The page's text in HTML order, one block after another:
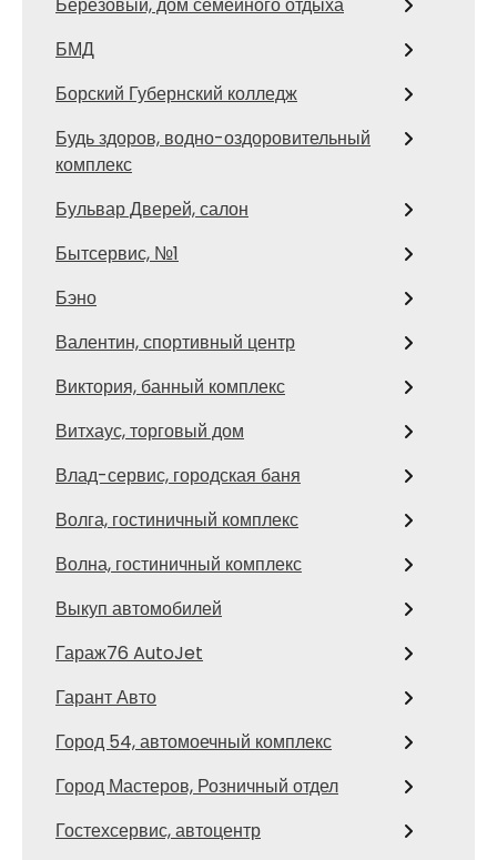
БМД
Борский Губернский колледж
Будь здоров, водно-оздоровительный
комплекс
Бульвар Дверей, салон
Бытсервис, №1
Бэно
Валентин, спортивный центр
Виктория, банный комплекс
Витхаус, торговый дом
Влад-сервис, городская баня
Волга, гостиничный комплекс
Волна, гостиничный комплекс
Выкуп автомобилей
Гараж76 AutoJet
Гарант Авто
Город 54, автомоечный комплекс
Город Мастеров, Розничный отдел
Гостехсервис, автоцентр